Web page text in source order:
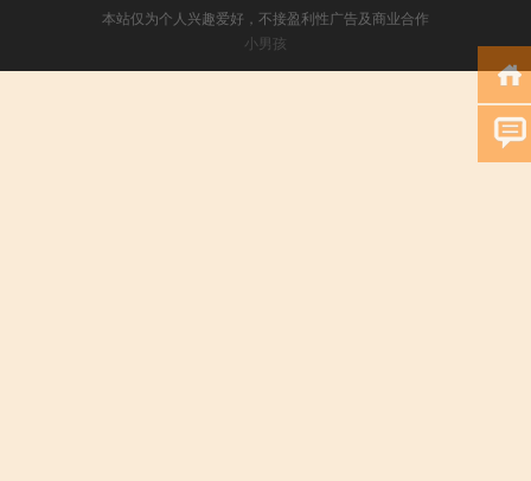
本站仅为个人兴趣爱好，不接盈利性广告及商业合作
小男孩